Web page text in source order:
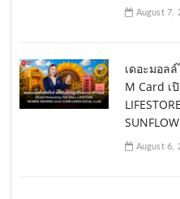
August 7,
เดอะมอล
M Card เ
August 6,